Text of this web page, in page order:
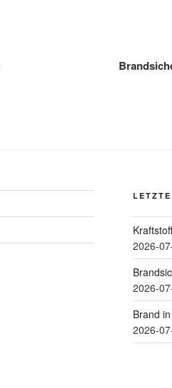
2026-
2026-
Brand
2026-